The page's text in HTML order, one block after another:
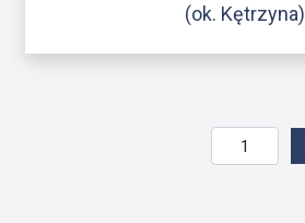
(ok. Kętrzyna)